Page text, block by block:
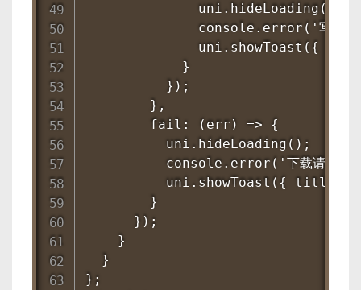
              uni.hideLoading();
console.error('写入文
uni.showToast({
            }
          });
        },
        fail: (err) => {
          uni.hideLoading();
console.error('下载请求失
uni.showToast({ title: '
        }
      });
    }
  }
};